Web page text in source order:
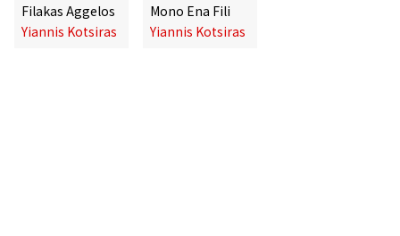
Filakas Aggelos
Yiannis Kotsiras
Mono Ena Fili
Yiannis Kotsiras